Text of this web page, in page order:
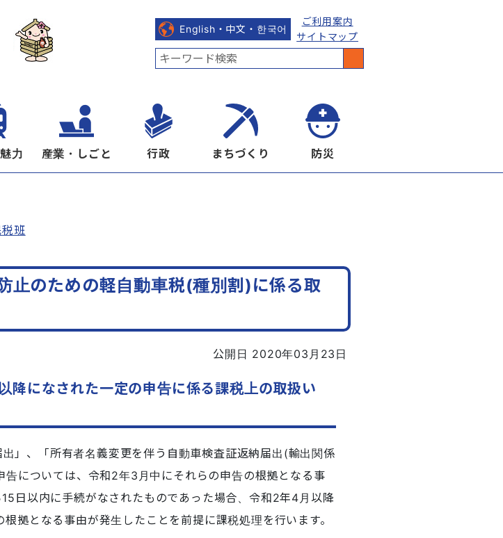
English・中文・한국어
ご利用案内
サイトマップ
力 産業・しごと 行政 まちづくり 防災
班
止のための軽自動車税(種別割)に係る取
公開日 2020年03月23日
になされた一定の申告に係る課税上の取扱い
」、「所有者名義変更を伴う自動車検査証返納届出(輸出関係
については、令和2年3月中にそれらの申告の根拠となる事
日以内に手続がなされたものであった場合、令和2年4月以降
拠となる事由が発生したことを前提に課税処理を行います。